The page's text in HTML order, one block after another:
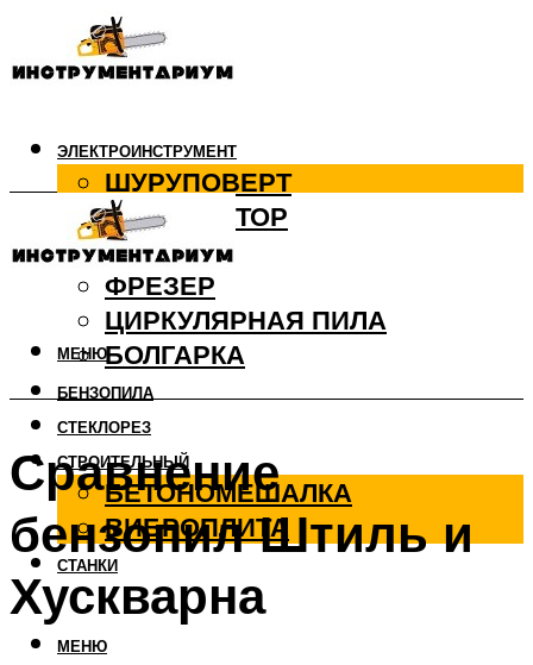
ЭЛЕКТРОИНСТРУМЕНТ
ШУРУПОВЕРТ
ПЕРФОРАТОР
ДРЕЛЬ
ФРЕЗЕР
ЦИРКУЛЯРНАЯ ПИЛА
БОЛГАРКА
БЕНЗОПИЛА
СТЕКЛОРЕЗ
СТРОИТЕЛЬНЫЙ
БЕТОНОМЕШАЛКА
ВИБРОПЛИТА
СТАНКИ
МЕНЮ
МЕНЮ
Сравнение
бензопил Штиль и
Хускварна